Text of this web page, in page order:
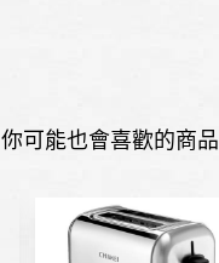
你可能也會喜歡的商品